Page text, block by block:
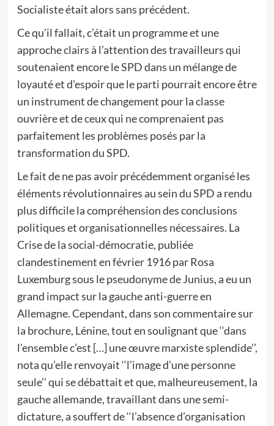
Socialiste était alors sans précédent.
Ce qu’il fallait, c’était un programme et une
approche clairs à l’attention des travailleurs qui
soutenaient encore le SPD dans un mélange de
loyauté et d’espoir que le parti pourrait encore être
un instrument de changement pour la classe
ouvrière et de ceux qui ne comprenaient pas
parfaitement les problèmes posés par la
transformation du SPD.
Le fait de ne pas avoir précédemment organisé les
éléments révolutionnaires au sein du SPD a rendu
plus difficile la compréhension des conclusions
politiques et organisationnelles nécessaires. La
Crise de la social-démocratie, publiée
clandestinement en février 1916 par Rosa
Luxemburg sous le pseudonyme de Junius, a eu un
grand impact sur la gauche anti-guerre en
Allemagne. Cependant, dans son commentaire sur
la brochure, Lénine, tout en soulignant que ‘‘dans
l’ensemble c’est […] une œuvre marxiste splendide’’,
nota qu’elle renvoyait ‘‘l’image d’une personne
seule’’ qui se débattait et que, malheureusement, la
gauche allemande, travaillant dans une semi-
dictature, a souffert de ‘‘l’absence d’organisation